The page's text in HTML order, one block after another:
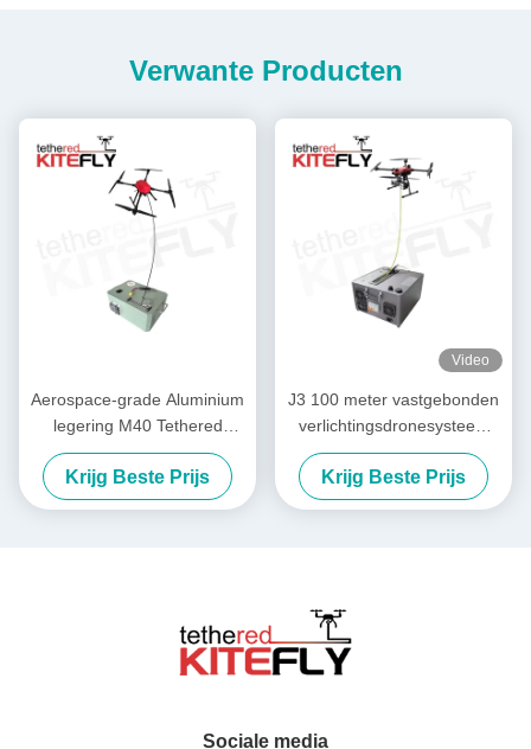
Verwante Producten
Aerospace-grade Aluminium
legering M40 Tethered
Lighting System IP54 Kitefly
Krijg Beste Prijs
Video
J3 100 meter vastgebonden
verlichtingsdronesysteem
met maximale lading van 3
kg vlieger
Krijg Beste Prijs
Sociale media